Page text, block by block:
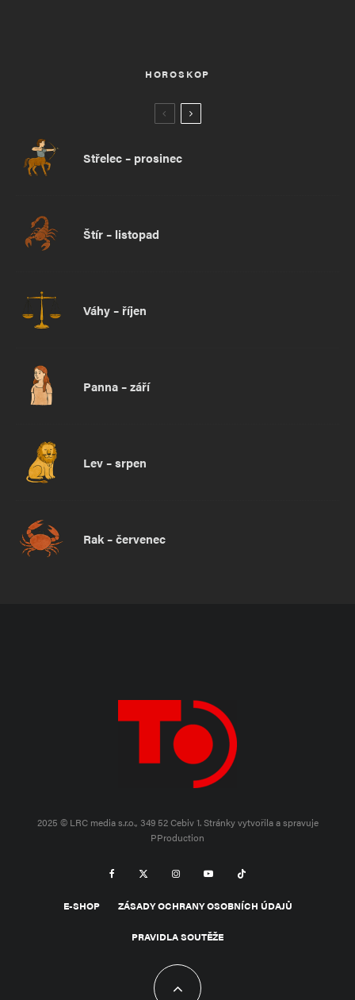
HOROSKOP
Střelec – prosinec
Štír – listopad
Váhy – říjen
Panna – září
Lev – srpen
Rak – červenec
2025 © LRC media s.r.o., 349 52 Cebiv 1.Stránky vytvořila a spravuje
PProduction
E-SHOP ZÁSADY OCHRANY OSOBNÍCH ÚDAJŮ
PRAVIDLA SOUTĚŽE